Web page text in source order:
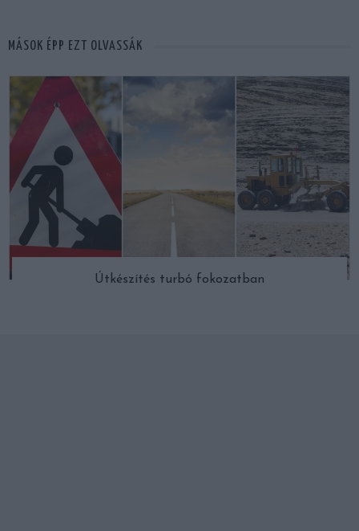
MÁSOK ÉPP EZT OLVASSÁK
Útkészítés turbó fokozatban